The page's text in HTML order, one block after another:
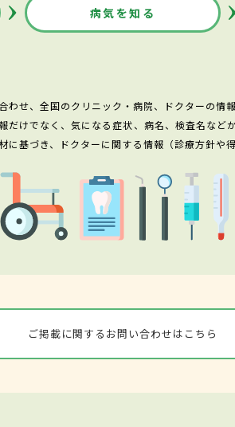
病気を知る
わせ、全国のクリニック・病院、ドクターの情
けでなく、気になる症状、病名、検査名など
に基づき、ドクターに関する情報（診療方針や
ご掲載に関するお問い合わせはこちら